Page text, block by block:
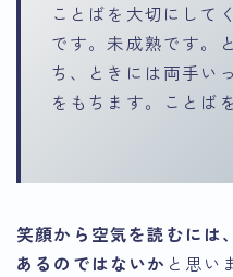
ことばを大切にして
です。未成熟です。
ち、ときには両手い
をもちます。ことば
笑顔から空気を読むには
あるのではないか と思い